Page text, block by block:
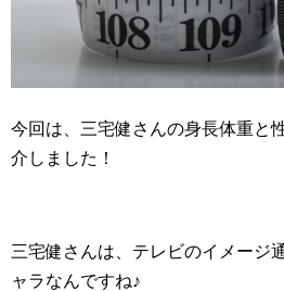
今回は、三宅健さんの身長体重と
介しました！
三宅健さんは、テレビのイメージ
ャラなんですね♪